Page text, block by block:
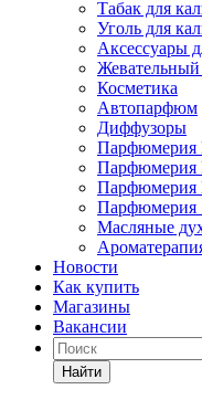
Табак для
Уголь для
Аксессуары
Жевательный
Косметика
Автопарфюм
Диффузоры
Парфюмерия
Парфюмерия
Парфюмерия
Парфюмерия
Масляные
Новости
Как купить
Магазины
Вакансии
Найти